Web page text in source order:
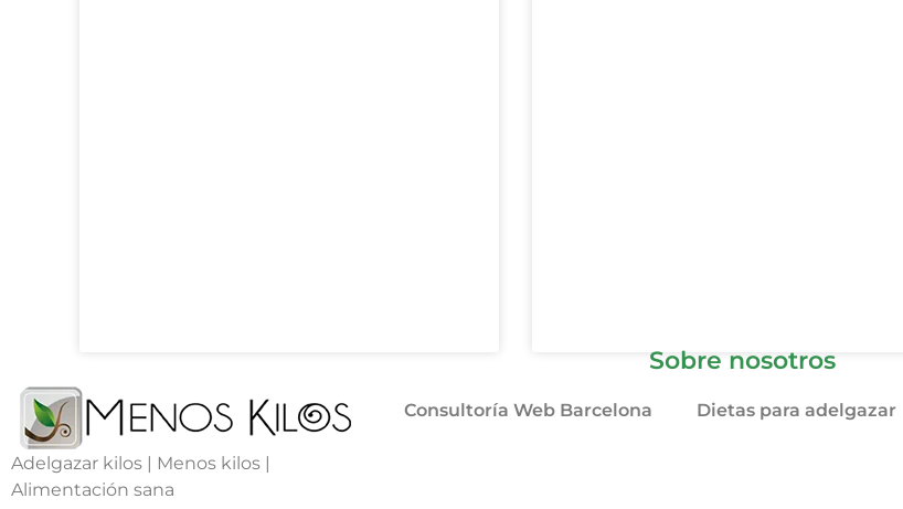
Adelgazar kilos | Menos kilos |
Alimentación sana
Sobre nosotros
Consultoría Web Barcelona Dietas para adelgazar